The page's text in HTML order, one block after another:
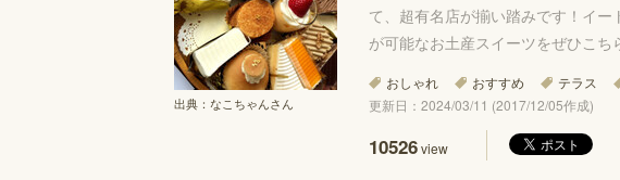
出典： なこちゃんさん
て、超有名店が揃い踏みです！イ
が可能なお土産スイーツをぜひこち
おしゃれ おすすめ テラス
更新日：2024/03/11 (2017/12/05作成)
10526view